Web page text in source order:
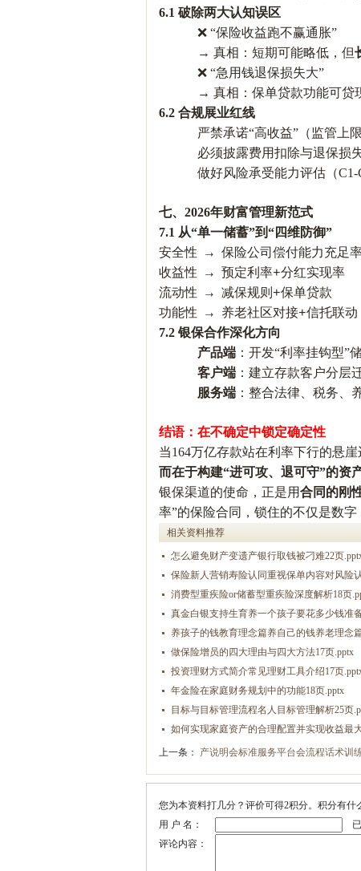
6.1 破除两大认知误区
❌ “保险收益跑不赢通胀”
→ 真相：短期可能略低，但
❌ “急用钱退保损失大”
→ 真相：保单贷款功能可贷
6.2 合规展业红线
严禁承诺“高收益”（监管上
必须披露费用扣除与退保损
做好风险承受能力评估（C1-
七、 2026年财富管理新范式
7.1 从“单一储蓄”到“四维防御”
安全性
→ 保险公司偿付能力充足
收益性
→ 预定利率+分红实现率
流动性
→ 减保规则 +保单贷款
功能性
→ 养老社区对接+信托联动
7.2 银保合作深化方向
产品端 ：开发“利率挂钩型”
客户端 ：建立存款客户分层
服务端 ：整合法律、税务、
结语：在不确定中锁定确定性
当164万亿存款站在利率下行的悬
而在于构建“进可攻、退可守”的资
银保渠道的使命，正是用合同的刚
率”的保险合同，锁住的不仅是数字
相关资料推荐
怎么避免财产变遗产银行取钱被刁难22页
保险新人营销寿险认同重视保单内容对风险
消费型重疾险or储蓄型重疾险深度解析18页
真金白银支持生育养一个孩子要花多少钱准
养孩子的钱教育理念篇养自己的钱养老理念
做保险增员的四大理由与四大方法17页.pptx
投资理财方式简介常见理财工具介绍17页
年金险在家庭财务规划中的功能18页.pptx
目标与目标管理流程名人目标管理解析25页
如何实现家庭资产的合理配置并实现收益最
上一条： 产说明会标准服务平台会流程话术训
您为本资料打几分？评价可得2积分。积分有什
用 户 名：
已
评论内容：